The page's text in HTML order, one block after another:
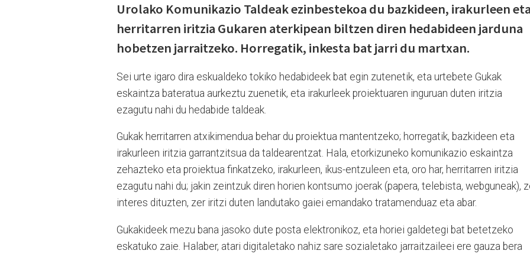
Urolako Komunikazio Taldeak ezinbestekoa du bazkideen, irakurleen
herritarren iritzia Gukaren aterkipean biltzen diren hedabideen jarduna
hobetzen jarraitzeko. Horregatik, inkesta bat jarri du martxan.
Sei urte igaro dira eskualdeko tokiko hedabideek bat egin zutenetik, eta urtebete Gukak
eskaintza bateratua aurkeztu zuenetik, eta irakurleek proiektuaren inguruan duten iritzia
ezagutu nahi du hedabide taldeak.
Gukak herritarren atxikimendua behar du proiektua mantentzeko; horregatik, bazkideen eta
irakurleen iritzia garrantzitsua da taldearentzat. Hala, etorkizuneko komunikazio eskaintza
zehazteko eta proiektua finkatzeko, irakurleen, ikus-entzuleen eta, oro har, herritarren iritzia
ezagutu nahi du; jakin zeintzuk diren horien kontsumo joerak (papera, telebista, webguneak),
interes dituzten, zer iritzi duten landutako gaiei emandako tratamenduaz eta abar.
Gukakideek mezu bana jasoko dute posta elektronikoz, eta horiei galdetegi bat betetzeko
eskatuko zaie. Halaber, atari digitaletako nahiz sare sozialetako jarraitzaileei ere gauza bera